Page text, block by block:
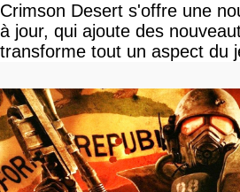
Crimson Desert s'offre une
à jour, qui ajoute des
transforme tout un aspect du